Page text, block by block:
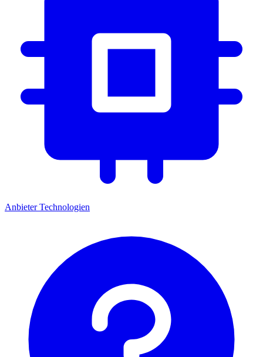
Anbieter Technologien